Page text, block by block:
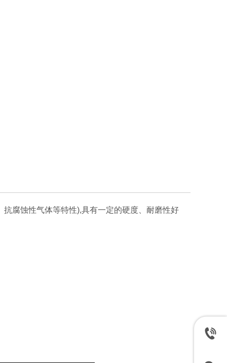
腐蚀性气体等特性),具有一定的硬度、耐磨性好